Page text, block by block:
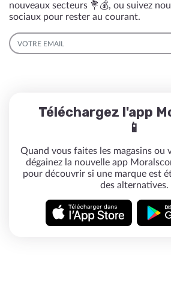
nouveaux secteurs 💐💰, ou suivez
sociaux pour rester au courant.
EMAIL
Téléchargez l'app
📱
Quand vous faites les magasins ou
dégainez la nouvelle app
pour découvrir si une marque est
des alternatives.